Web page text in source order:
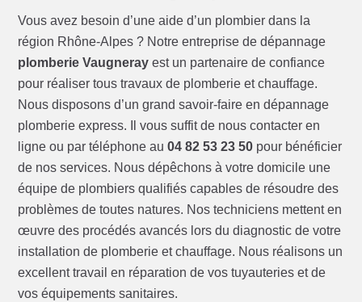
Vous avez besoin d’une aide d’un plombier dans la
région Rhône-Alpes ? Notre entreprise de dépannage
plomberie Vaugneray est un partenaire de confiance
pour réaliser tous travaux de plomberie et chauffage.
Nous disposons d’un grand savoir-faire en dépannage
plomberie express. Il vous suffit de nous contacter en
ligne ou par téléphone au04 82 53 23 50 pour bénéficier
de nos services. Nous dépêchons à votre domicile une
équipe de plombiers qualifiés capables de résoudre des
problèmes de toutes natures. Nos techniciens mettent en
œuvre des procédés avancés lors du diagnostic de votre
installation de plomberie et chauffage. Nous réalisons un
excellent travail en réparation de vos tuyauteries et de
vos équipements sanitaires.